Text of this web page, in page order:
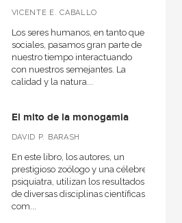
VICENTE E. CABALLO
Los seres humanos, en tanto que
sociales, pasamos gran parte de
nuestro tiempo interactuando
con nuestros semejantes. La
calidad y la natura...
El mito de la monogamia
DAVID P. BARASH
En este libro, los autores, un
prestigioso zoólogo y una célebre
psiquiatra, utilizan los resultados
de diversas disciplinas científicas
com...